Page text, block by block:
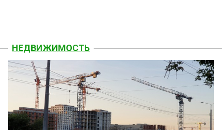
НЕДВИЖИМОСТЬ